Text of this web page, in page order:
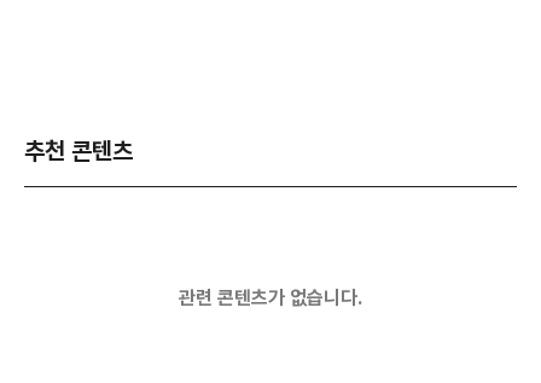
추천 콘텐츠
관련 콘텐츠가 없습니다.